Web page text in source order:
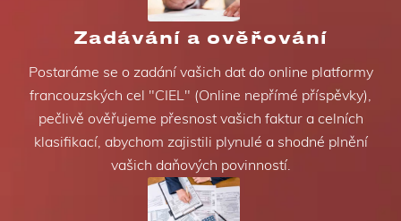
Zadávání a ověřování
Postaráme se o zadání vašich dat do online platformy
francouzských cel "CIEL" (Online nepřímé příspěvky),
pečlivě ověřujeme přesnost vašich faktur a celních
klasifikací, abychom zajistili plynulé a shodné plnění
vašich daňových povinností.